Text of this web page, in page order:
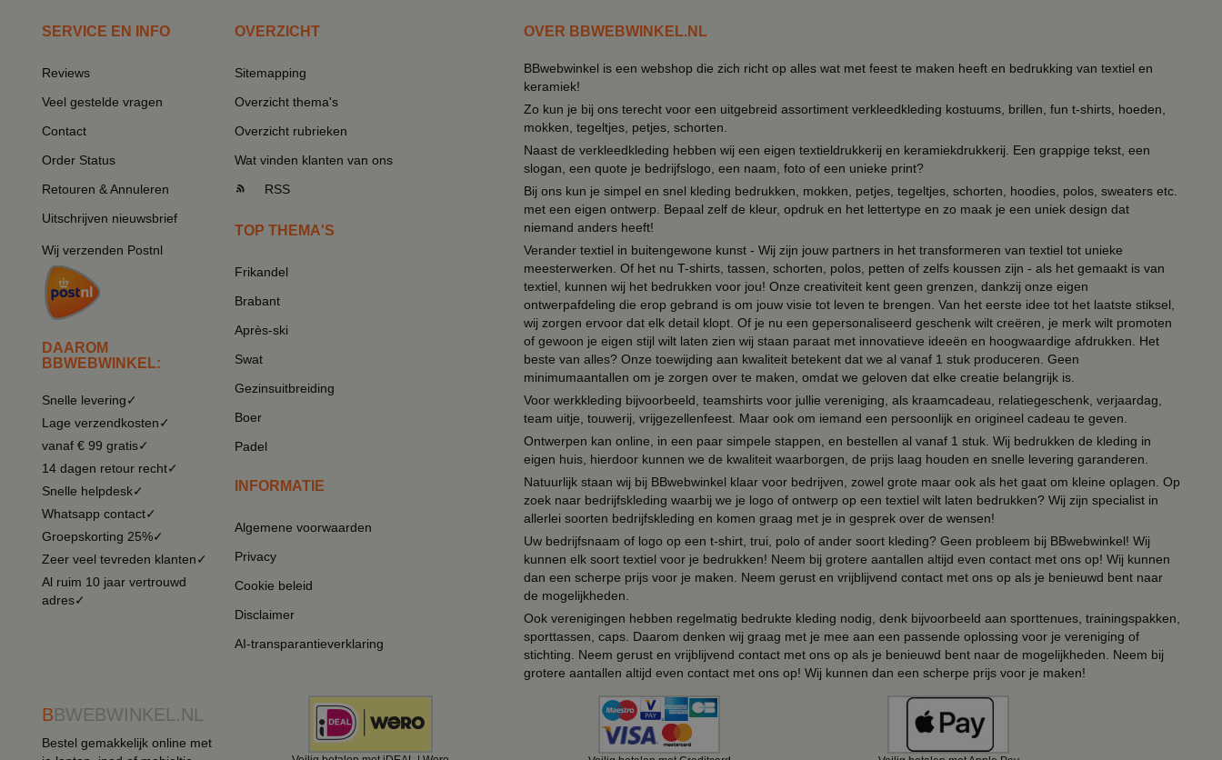
SERVICE EN INFO
Reviews
Veel gestelde vragen
Contact
Order Status
Retouren & Annuleren
Uitschrijven nieuwsbrief
Wij verzenden Postnl
DAAROM
BBWEBWINKEL:
Snelle levering✓
Lage verzendkosten✓
vanaf € 99 gratis✓
14 dagen retour recht✓
Snelle helpdesk✓
Whatsapp contact✓
Groepskorting 25%✓
Zeer veel tevreden klanten✓
Al ruim 10 jaar vertrouwd
adres✓
OVERZICHT
Sitemapping
Overzicht thema's
Overzicht rubrieken
Wat vinden klanten van ons
RSS
TOP THEMA'S
Frikandel
Brabant
Après-ski
Swat
Gezinsuitbreiding
Boer
Padel
INFORMATIE
Algemene voorwaarden
Privacy
Cookie beleid
Disclaimer
AI-transparantieverklaring
OVER BBWEBWINKEL.NL
BBwebwinkel is een webshop die zich richt op alles wat met feest te maken heeft en bedrukking van textiel en
keramiek!
Zo kun je bij ons terecht voor een uitgebreid assortiment verkleedkleding kostuums, brillen, fun t-shirts, hoeden,
mokken, tegeltjes, petjes, schorten.
Naast de verkleedkleding hebben wij een eigen textieldrukkerij en keramiekdrukkerij. Een grappige tekst, een
slogan, een quote je bedrijfslogo, een naam, foto of een unieke print?
Bij ons kun je simpel en snel kleding bedrukken, mokken, petjes, tegeltjes, schorten, hoodies, polos, sweaters etc.
met een eigen ontwerp. Bepaal zelf de kleur, opdruk en het lettertype en zo maak je een uniek design dat
niemand anders heeft!
Verander textiel in buitengewone kunst - Wij zijn jouw partners in het transformeren van textiel tot unieke
meesterwerken. Of het nu T-shirts, tassen, schorten, polos, petten of zelfs koussen zijn - als het gemaakt is van
textiel, kunnen wij het bedrukken voor jou! Onze creativiteit kent geen grenzen, dankzij onze eigen
ontwerpafdeling die erop gebrand is om jouw visie tot leven te brengen. Van het eerste idee tot het laatste stiksel,
wij zorgen ervoor dat elk detail klopt. Of je nu een gepersonaliseerd geschenk wilt creëren, je merk wilt promoten
of gewoon je eigen stijl wilt laten zien wij staan paraat met innovatieve ideeën en hoogwaardige afdrukken. Het
beste van alles? Onze toewijding aan kwaliteit betekent dat we al vanaf 1 stuk produceren. Geen
minimumaantallen om je zorgen over te maken, omdat we geloven dat elke creatie belangrijk is.
Voor werkkleding bijvoorbeeld, teamshirts voor jullie vereniging, als kraamcadeau, relatiegeschenk, verjaardag,
team uitje, touwerij, vrijgezellenfeest. Maar ook om iemand een persoonlijk en origineel cadeau te geven.
Ontwerpen kan online, in een paar simpele stappen, en bestellen al vanaf 1 stuk. Wij bedrukken de kleding in
eigen huis, hierdoor kunnen we de kwaliteit waarborgen, de prijs laag houden en snelle levering garanderen.
Natuurlijk staan wij bij BBwebwinkel klaar voor bedrijven, zowel grote maar ook als het gaat om kleine oplagen. Op
zoek naar bedrijfskleding waarbij we je logo of ontwerp op een textiel wilt laten bedrukken? Wij zijn specialist in
allerlei soorten bedrijfskleding en komen graag met je in gesprek over de wensen!
Uw bedrijfsnaam of logo op een t-shirt, trui, polo of ander soort kleding? Geen probleem bij BBwebwinkel! Wij
kunnen elk soort textiel voor je bedrukken! Neem bij grotere aantallen altijd even contact met ons op! Wij kunnen
dan een scherpe prijs voor je maken. Neem gerust en vrijblijvend contact met ons op als je benieuwd bent naar
de mogelijkheden.
Ook verenigingen hebben regelmatig bedrukte kleding nodig, denk bijvoorbeeld aan sporttenues, trainingspakken,
sporttassen, caps. Daarom denken wij graag met je mee aan een passende oplossing voor je vereniging of
stichting. Neem gerust en vrijblijvend contact met ons op als je benieuwd bent naar de mogelijkheden. Neem bij
grotere aantallen altijd even contact met ons op! Wij kunnen dan een scherpe prijs voor je maken!
BBWEBWINKEL.NL
Bestel gemakkelijk online met